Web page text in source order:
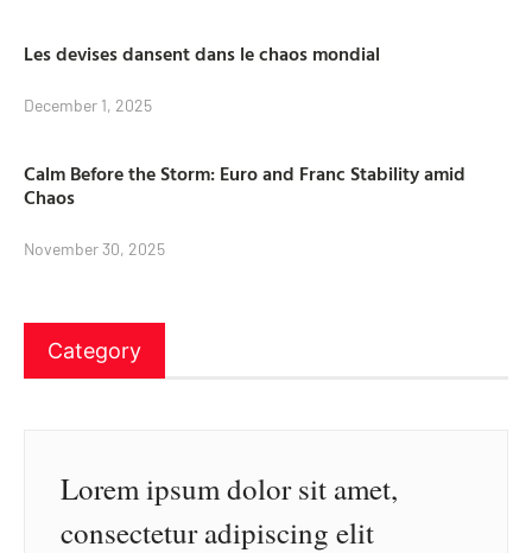
Les devises dansent dans le chaos mondial
December 1, 2025
Calm Before the Storm: Euro and Franc Stability amid
Chaos
November 30, 2025
Category
Lorem ipsum dolor sit amet,
consectetur adipiscing elit